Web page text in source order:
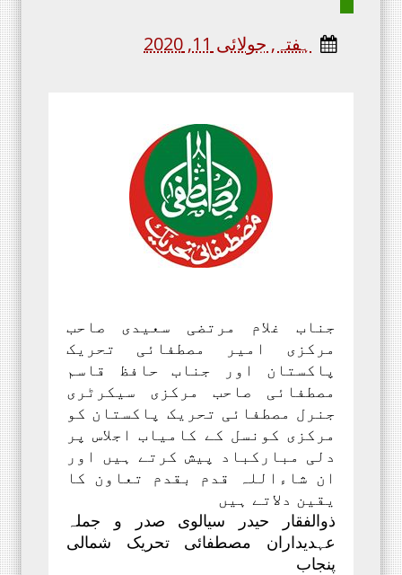
ہفتہ, جولائی 11, 2020
جناب غلام مرتضی سعیدی صاحب
مرکزی امیر مصطفائی تحریک
پاکستان اور جناب حافظ قاسم
مصطفائی صاحب مرکزی سیکرٹری
جنرل مصطفائی تحریک پاکستان کو
مرکزی کونسل کے کامیاب اجلاس پر
دلی مبارکباد پیش کرتے ہیں اور
ان شاءاللہ قدم بقدم تعاون کا
یقین دلاتے ہیں
ذوالفقار حیدر سیالوی صدر و جملہ
عہدیداران مصطفائی تحریک شمالی
پنجاب